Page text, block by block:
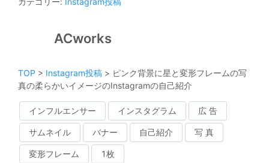
ACworks
TOP > Instagram投稿 > ピンク背景に星と変形フレームの写
真の柔らかいイメージのInstagramの自己紹介
インフルエンサー インスタグラム 広 告
サムネイル バナー 自己紹介 写 真
変形フレーム 1枚